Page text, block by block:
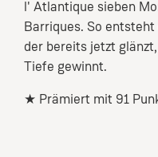
l' Atlantique sieben
Barriques. So
der bereits jetzt
Tiefe gewinnt.
★ Prämiert mit 91